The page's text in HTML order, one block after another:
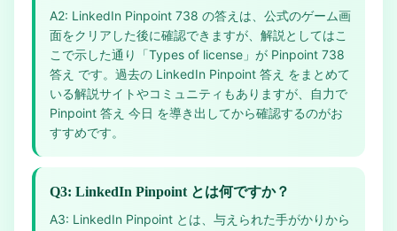
A2: LinkedIn Pinpoint 738 の答えは、公式のゲーム画
面をクリアした後に確認できますが、解説としてはこ
こで示した通り「Types of license」が Pinpoint 738
答え です。過去の LinkedIn Pinpoint 答え をまとめて
いる解説サイトやコミュニティもありますが、自力で
Pinpoint 答え 今日 を導き出してから確認するのがお
すすめです。
Q3: LinkedIn Pinpoint とは何ですか？
A3: LinkedIn Pinpoint とは、与えられた手がかりから